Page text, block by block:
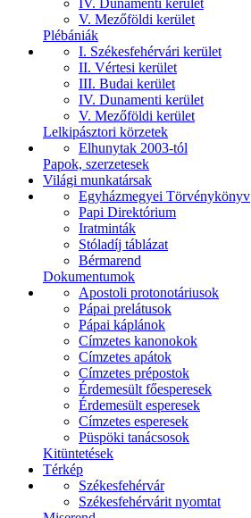
IV. Dunamenti kerület
V. Mezőföldi kerület
Plébániák
I. Székesfehérvári kerület
II. Vértesi kerület
III. Budai kerület
IV. Dunamenti kerület
V. Mezőföldi kerület
Lelkipásztori körzetek
Elhunytak 2003-tól
Papok, szerzetesek
Világi munkatársak
Egyházmegyei Törvénykönyv
Papi Direktórium
Iratminták
Stóladíj táblázat
Bérmarend
Dokumentumok
Apostoli protonotáriusok
Pápai prelátusok
Pápai káplánok
Címzetes kanonokok
Címzetes apátok
Címzetes prépostok
Érdemesült főesperesek
Érdemesült esperesek
Címzetes esperesek
Püspöki tanácsosok
Kitüntetések
Térkép
Székesfehérvár
Székesfehérvárit nyomtat